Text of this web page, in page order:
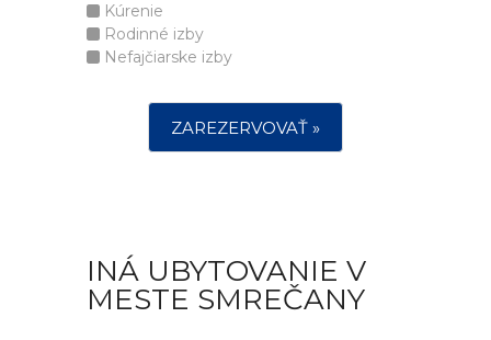
Kúrenie
Rodinné izby
Nefajčiarske izby
ZAREZERVOVAŤ »
INÁ UBYTOVANIE V
MESTE SMREČANY